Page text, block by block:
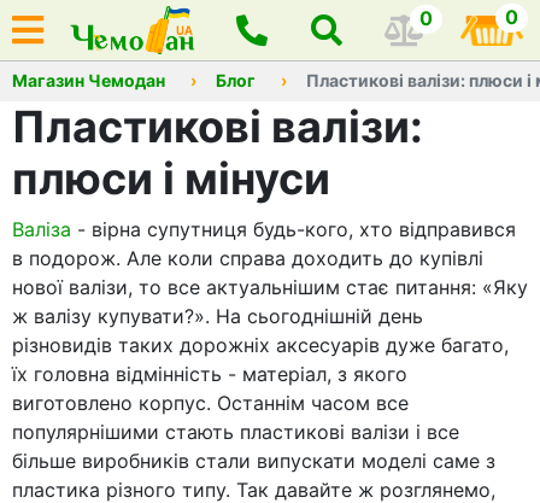
0 0
Магазин Чемодан Блог Пластикові валізи: плюси і
Пластикові валізи:
плюси і мінуси
Валіза - вірна супутниця будь-кого, хто відправився
в подорож. Але коли справа доходить до купівлі
нової валізи, то все актуальнішим стає питання: «Яку
ж валізу купувати?». На сьогоднішній день
різновидів таких дорожніх аксесуарів дуже багато,
їх головна відмінність - матеріал, з якого
виготовлено корпус. Останнім часом все
популярнішими стають пластикові валізи і все
більше виробників стали випускати моделі саме з
пластика різного типу. Так давайте ж розглянемо,